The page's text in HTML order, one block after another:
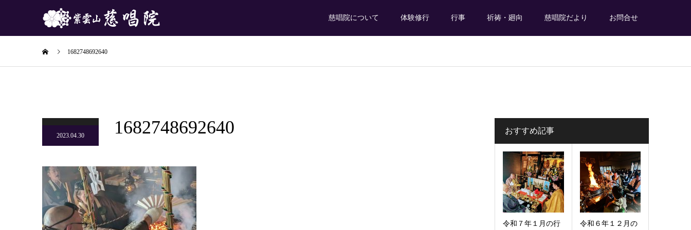
慈唱院について 体験修行 行事 祈祷・廻向 慈唱院だより お問合せ
1682748692640
2023.04.30 1682748692640 おすすめ記事
令和７年１月の行
令和６年１２月の